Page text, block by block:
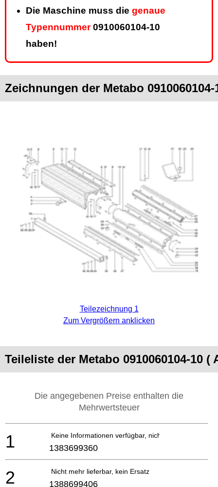
Die Maschine muss die genaue
Typennummer0910060104-10
haben!
Zeichnungen der Metabo
Teilezeichnung 1
Zum Vergrößern anklicken
Teileliste der Metabo 0910060104-10 (
Die angegebenen Preise enthalten die
Mehrwertsteuer
Keine Informationen verfügbar, nicht bestellbar
1 1383699360
Nicht mehr lieferbar, kein Ersatz
2 1388699406